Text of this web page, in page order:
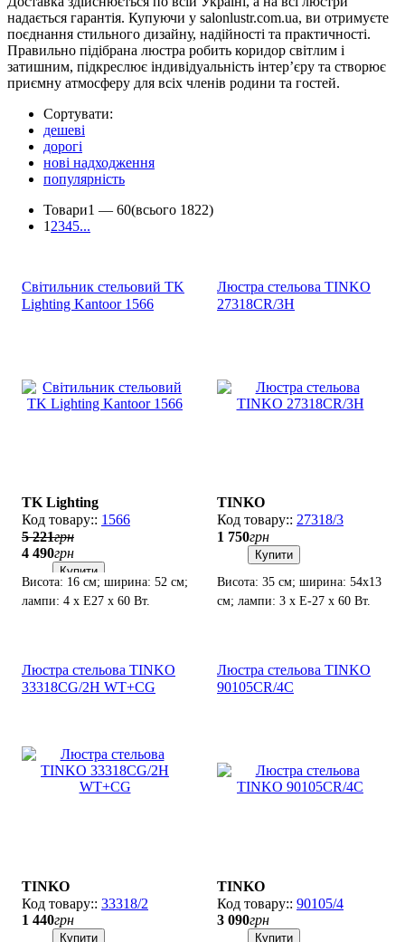
надається гарантія. Купуючи у salonlustr.com.ua, ви отримуєте
поєднання стильного дизайну, надійності та практичності.
Правильно підібрана люстра робить коридор світлим і
затишним, підкреслює індивідуальність інтер’єру та створює
приємну атмосферу для всіх членів родини та гостей.
Сортувати:
дешеві
дорогі
нові надходження
популярність
Товари1 — 60(всього 1822)
1 2345...
Світильник стельовий TK
Lighting Kantoor 1566
TK Lighting
1566
5 221грн
4 490грн
Купити
Висота: 16 см; ширина: 52 см;
лампи: 4 х E27 х 60 Вт.
Люстра стельова TINKO
27318CR/3H
TINKO
27318/3
1 750грн
Купити
Висота: 35 см; ширина: 54х13
см; лампи: 3 х Е-27 х 60 Вт.
Люстра стельова TINKO
33318CG/2H WT+CG
TINKO
33318/2
1 440грн
Купити
Люстра стельова TINKO
90105CR/4C
TINKO
90105/4
3 090грн
Купити